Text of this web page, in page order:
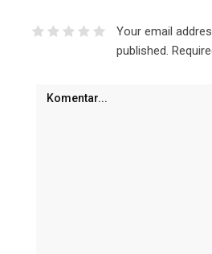
Your email
published.